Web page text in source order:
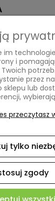
im
i
przez
sklepu lub
przeczytasz
tylko
zgody